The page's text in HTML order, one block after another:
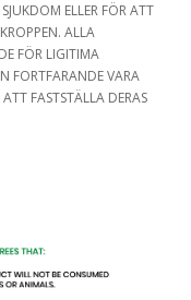
ELLER FÖR ATT
ALLA
FÖR LIGITIMA
FORTFARANDE VARA
FASTSTÄLLA DERAS